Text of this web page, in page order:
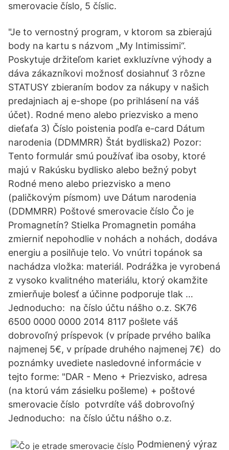
smerovacie číslo, 5 číslic.
"Je to vernostný program, v ktorom sa zbierajú
body na kartu s názvom „My Intimissimi“.
Poskytuje držiteľom kariet exkluzívne výhody a
dáva zákazníkovi možnosť dosiahnuť 3 rôzne
STATUSY zbieraním bodov za nákupy v našich
predajniach aj e-shope (po prihlásení na váš
účet). Rodné meno alebo priezvisko a meno
dieťaťa 3) Číslo poistenia podľa e-card Dátum
narodenia (DDMMRR) Štát bydliska2) Pozor:
Tento formulár smú používať iba osoby, ktoré
majú v Rakúsku bydlisko alebo bežný pobyt
Rodné meno alebo priezvisko a meno
(paličkovým písmom) uve Dátum narodenia
(DDMMRR) Poštové smerovacie číslo Čo je
Promagnetín? Stielka Promagnetin pomáha
zmierniť nepohodlie v nohách a nohách, dodáva
energiu a posilňuje telo. Vo vnútri topánok sa
nachádza vložka: materiál. Podrážka je vyrobená
z vysoko kvalitného materiálu, ktorý okamžite
zmierňuje bolesť a účinne podporuje tlak …
Jednoducho: ️ na číslo účtu nášho o.z. SK76
6500 0000 0000 2014 8117 pošlete váš
dobrovoľný príspevok (v prípade prvého balíka
najmenej 5€, v prípade druhého najmenej 7€) ️ do
poznámky uvediete nasledovné informácie v
tejto forme: "DAR - Meno + Priezvisko, adresa
(na ktorú vám zásielku pošleme) + poštové
smerovacie číslo ️ potvrdíte váš dobrovoľný
Jednoducho: ️ na číslo účtu nášho o.z.
Podmienený výraz